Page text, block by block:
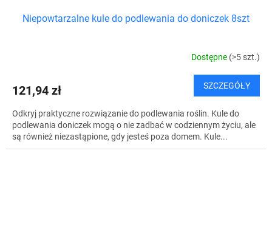
Niepowtarzalne kule do podlewania do doniczek 8szt
Dostępne (>5 szt.)
121,94 zł SZCZEGÓŁY
Odkryj praktyczne rozwiązanie do podlewania roślin. Kule do
podlewania doniczek mogą o nie zadbać w codziennym życiu, ale
są również niezastąpione, gdy jesteś poza domem. Kule...